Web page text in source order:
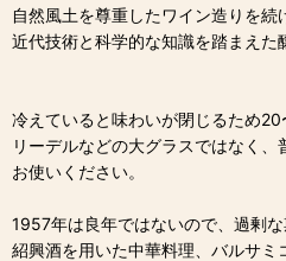
自然風土を尊重したワイン造りを続
近代技術と科学的な知識を踏まえた
冷えていると味わいが閉じるため
リーデルなどの大グラスではなく
お使いください。
1957年は良年ではないので、過剰な
紹興酒を用いた中華料理、バルサミ